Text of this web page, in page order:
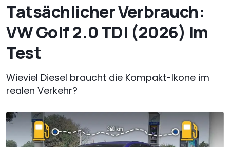
Tatsächlicher Verbrauch:
VW Golf 2.0 TDI (2026) im
Test
Wieviel Diesel braucht die Kompakt-Ikone im
realen Verkehr?